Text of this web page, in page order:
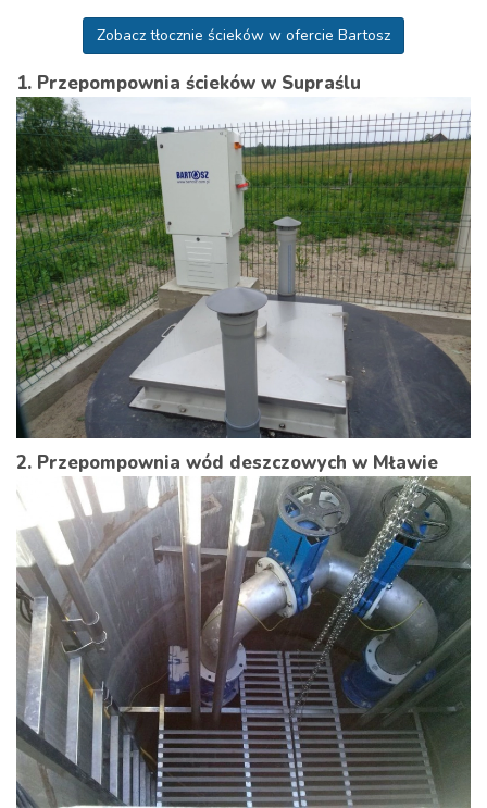
Zobacz tłocznie ścieków w ofercie Bartosz
1. Przepompownia ścieków w Supraślu
2. Przepompownia wód deszczowych w Mławie